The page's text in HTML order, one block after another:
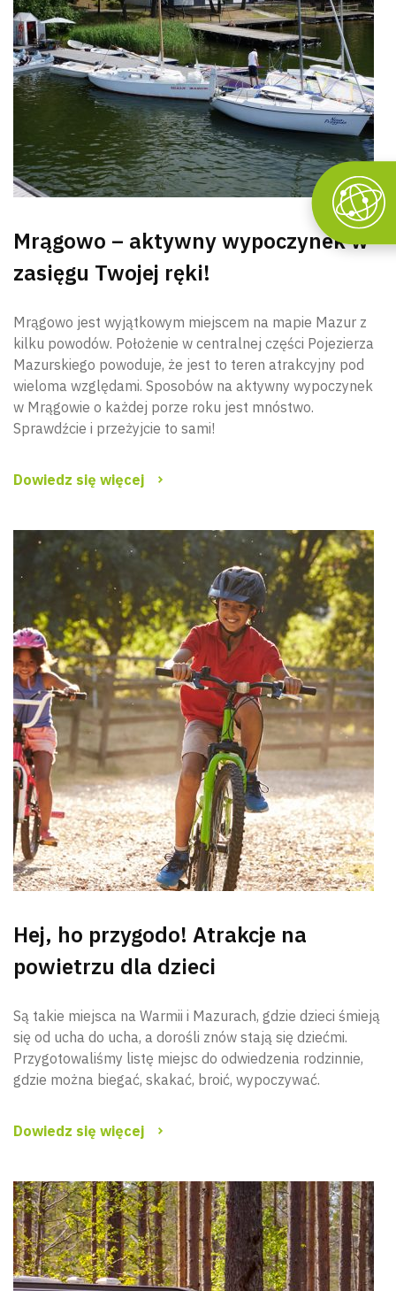
Mrągowo – aktywny wypoczynek w
zasięgu Twojej ręki!
Mrągowo jest wyjątkowym miejscem na mapie Mazur z
kilku powodów. Położenie w centralnej części Pojezierza
Mazurskiego powoduje, że jest to teren atrakcyjny pod
wieloma względami. Sposobów na aktywny wypoczynek
w Mrągowie o każdej porze roku jest mnóstwo.
Sprawdźcie i przeżyjcie to sami!
Dowiedz się więcej
Hej, ho przygodo! Atrakcje na
powietrzu dla dzieci
Są takie miejsca na Warmii i Mazurach, gdzie dzieci śmieją
się od ucha do ucha, a dorośli znów stają się dziećmi.
Przygotowaliśmy listę miejsc do odwiedzenia rodzinnie,
gdzie można biegać, skakać, broić, wypoczywać.
Dowiedz się więcej